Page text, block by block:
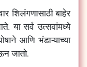
शिलंगणासाठी बाहेर
या सर्व उत्सवांमध्ये
आणि भंडाऱ्याच्या
जातो.